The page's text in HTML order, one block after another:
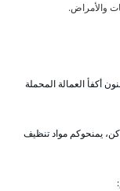
والأمراض.
أكفأ العمالة المحملة
يمنحوكم مواد تنظيف